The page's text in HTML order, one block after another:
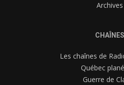
Archives
CHAÎNES
Les chaînes de
Québec
Guerre de